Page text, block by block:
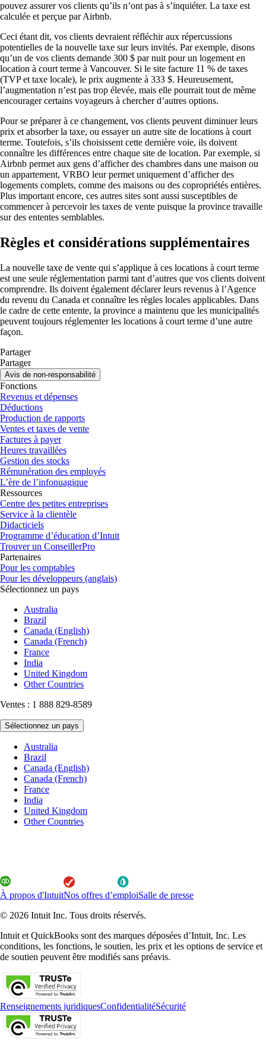
pouvez assurer vos clients qu’ils n’ont pas à s’inquiéter. La taxe est
calculée et perçue par Airbnb.
Ceci étant dit, vos clients devraient réfléchir aux répercussions
potentielles de la nouvelle taxe sur leurs invités. Par exemple, disons
qu’un de vos clients demande 300 $ par nuit pour un logement en
location à court terme à Vancouver. Si le site facture 11 % de taxes
(TVP et taxe locale), le prix augmente à 333 $. Heureusement,
l’augmentation n’est pas trop élevée, mais elle pourrait tout de même
encourager certains voyageurs à chercher d’autres options.
Pour se préparer à ce changement, vos clients peuvent diminuer leurs
prix et absorber la taxe, ou essayer un autre site de locations à court
terme. Toutefois, s’ils choisissent cette dernière voie, ils doivent
connaître les différences entre chaque site de location. Par exemple, si
Airbnb permet aux gens d’afficher des chambres dans une maison ou
un appartement, VRBO leur permet uniquement d’afficher des
logements complets, comme des maisons ou des copropriétés entières.
Plus important encore, ces autres sites sont aussi susceptibles de
commencer à percevoir les taxes de vente puisque la province travaille
sur des ententes semblables.
Règles et considérations supplémentaires
La nouvelle taxe de vente qui s’applique à ces locations à court terme
est une seule réglementation parmi tant d’autres que vos clients doivent
comprendre. Ils doivent également déclarer leurs revenus à l’Agence
du revenu du Canada et connaître les règles locales applicables. Dans
le cadre de cette entente, la province a maintenu que les municipalités
peuvent toujours réglementer les locations à court terme d’une autre
façon.
Partager
Partager
Avis de non-responsabilité
Fonctions
Revenus et dépenses
Déductions
Production de rapports
Ventes et taxes de vente
Factures à payer
Heures travaillées
Gestion des stocks
Rémunération des employés
L’ère de l’infonuagique
Ressources
Centre des petites entreprises
Service à la clientèle
Didacticiels
Programme d’éducation d’Intuit
Trouver un ConseillerPro
Partenaires
Pour les comptables
Pour les développeurs (anglais)
Sélectionnez un pays
Australia
Brazil
Canada (English)
Canada (French)
France
India
United Kingdom
Other Countries
Ventes : 1 888 829-8589
Sélectionnez un pays
Australia
Brazil
Canada (English)
Canada (French)
France
India
United Kingdom
Other Countries
À propos d'IntuitNos offres d’emploiSalle de presse
© 2026 Intuit Inc. Tous droits réservés.
Intuit et QuickBooks sont des marques déposées d’Intuit, Inc. Les
conditions, les fonctions, le soutien, les prix et les options de service et
de soutien peuvent être modifiés sans préavis.
Renseignements juridiquesConfidentialitéSécurité